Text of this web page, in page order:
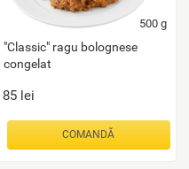
500 g
"Classic" ragu bolognese
congelat
85 lei
COMANDĂ